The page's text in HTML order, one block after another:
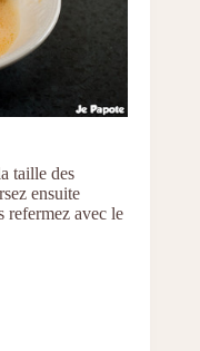
taille des
ensuite
refermez avec le